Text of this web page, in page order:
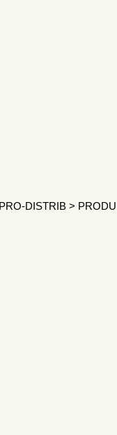
DISTRIB >